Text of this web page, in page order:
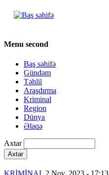
Menu second
Baş səhifə
Gündəm
Təhlil
Araşdırma
Kriminal
Region
Dünya
Əlaqə
Axtar
KRİMİNAL 2 Nov, 2023 - 17:13